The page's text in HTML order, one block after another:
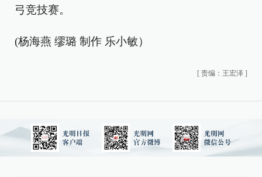
弓竞技赛。
(杨海燕 缪璐 制作 乐小敏）
[ 责编：王宏泽 ]